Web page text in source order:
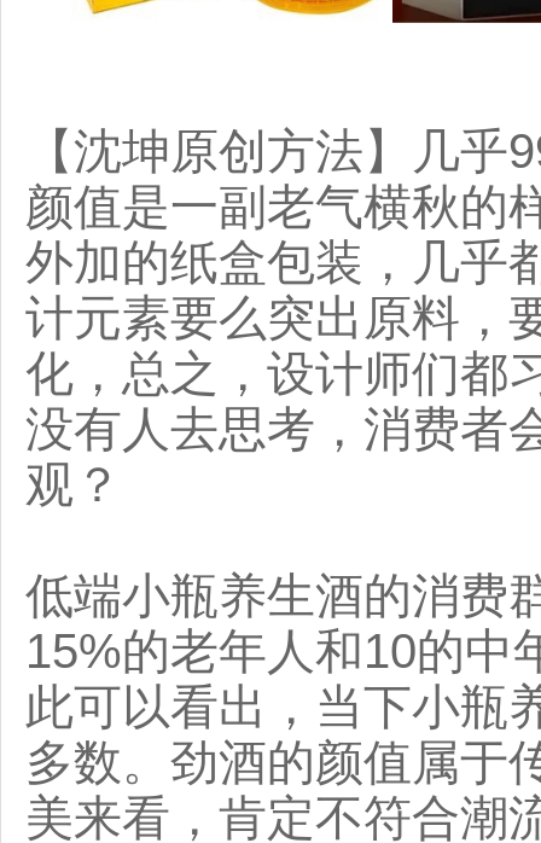
【沈坤原创方法】几
颜值是一副老气横秋的
外加的纸盒包装，几乎
计元素要么突出原料，
化，总之，设计师们都
没有人去思考，消费者
观？
低端小瓶养生酒的消费
15%的老年人和10的中
此可以看出，当下小瓶
多数。劲酒的颜值属于
美来看，肯定不符合潮